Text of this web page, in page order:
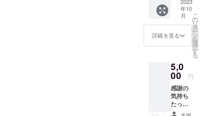
たいと、地
域の皆さん
やこんなマ
チづくりに
き込んで楽
しいイベン
トを各地で
開催できる
年10
月
詳細を見る
こ
の
リ
タ
ー
ン
を
選
択
す
る
5,0
00 円
感謝の
気持ち
たっぷ
りのお